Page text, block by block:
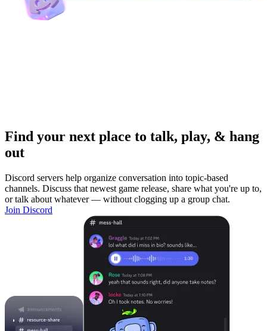
Find your next place to talk, play, & hang
out
Discord servers help organize conversation into topic-based
channels. Discuss that newest game release, share what you're up to,
or talk about whatever — without clogging up a group chat.
Join Discord